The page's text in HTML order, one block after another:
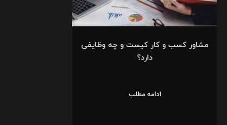
مشاور کسب و کار کیست و چه وظایفی
دارد؟
ادامه مطلب